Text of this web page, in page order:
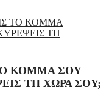
ΚΟΜΜΑ ΣΟΥ
ΤΗ ΧΩΡΑ ΣΟΥ;